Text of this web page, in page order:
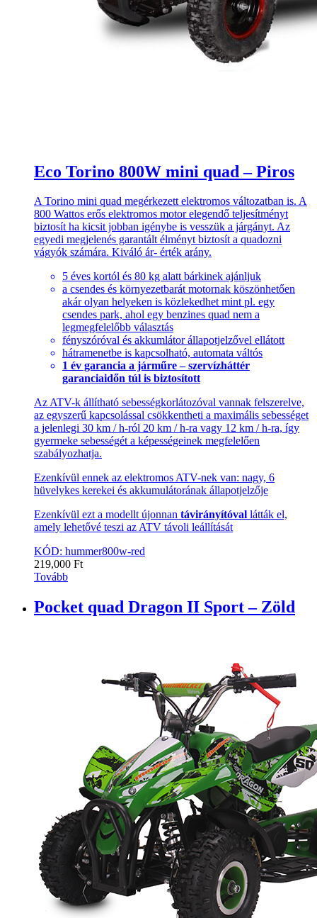
Eco Torino 800W mini quad – Piros
A Torino mini quad megérkezett elektromos változatban is. A
800 Wattos erős elektromos motor elegendő teljesítményt
biztosít ha kicsit jobban igénybe is vesszük a járgányt. Az
egyedi megjelenés garantált élményt biztosít a quadozni
vágyók számára. Kiváló ár- érték arány.
5 éves kortól és 80 kg alatt bárkinek ajánljuk
a csendes és környezetbarát motornak köszönhetően
akár olyan helyeken is közlekedhet mint pl. egy
csendes park, ahol egy benzines quad nem a
legmegfelelőbb választás
fényszóróval és akkumlátor állapotjelzővel ellátott
hátramenetbe is kapcsolható, automata váltós
1 év garancia a járműre – szervízháttér
garanciaidőn túl is biztosított
Az ATV-k állítható sebességkorlátozóval vannak felszerelve,
az egyszerű kapcsolással csökkentheti a maximális sebességet
a jelenlegi 30 km / h-ról 20 km / h-ra vagy 12 km / h-ra, így
gyermeke sebességét a képességeinek megfelelően
szabályozhatja.
Ezenkívül ennek az elektromos ATV-nek van: nagy, 6
hüvelykes kerekei és akkumulátorának állapotjelzője
Ezenkívül ezt a modellt újonnan távirányítóval látták el,
amely lehetővé teszi az ATV távoli leállítását
KÓD: hummer800w-red
219,000 Ft
Tovább
Pocket quad Dragon II Sport – Zöld